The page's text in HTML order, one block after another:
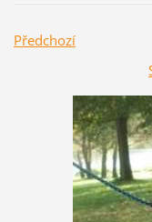
Předchozí